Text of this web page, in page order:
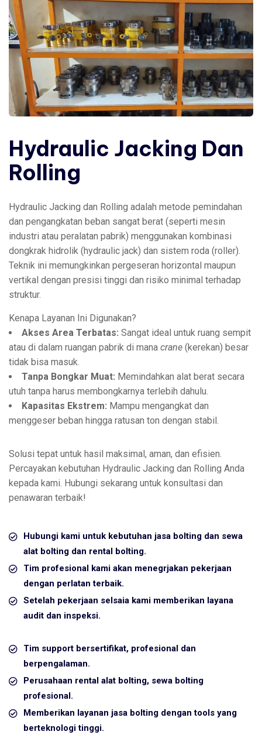
Hydraulic Jacking Dan
Rolling
Hydraulic Jacking dan Rolling adalah metode pemindahan
dan pengangkatan beban sangat berat (seperti mesin
industri atau peralatan pabrik) menggunakan kombinasi
dongkrak hidrolik (hydraulic jack) dan sistem roda (roller).
Teknik ini memungkinkan pergeseran horizontal maupun
vertikal dengan presisi tinggi dan risiko minimal terhadap
struktur.
Kenapa Layanan Ini Digunakan?
Akses Area Terbatas: Sangat ideal untuk ruang sempit
atau di dalam ruangan pabrik di mana crane (kerekan) besar
tidak bisa masuk.
Tanpa Bongkar Muat: Memindahkan alat berat secara
utuh tanpa harus membongkarnya terlebih dahulu.
Kapasitas Ekstrem: Mampu mengangkat dan
menggeser beban hingga ratusan ton dengan stabil.
Solusi tepat untuk hasil maksimal, aman, dan efisien.
Percayakan kebutuhan Hydraulic Jacking dan Rolling Anda
kepada kami. Hubungi sekarang untuk konsultasi dan
penawaran terbaik!
Hubungi kami untuk kebutuhan jasa bolting dan sewa
alat bolting dan rental bolting.
Tim profesional kami akan menegrjakan pekerjaan
dengan perlatan terbaik.
Setelah pekerjaan selsaia kami memberikan layana
audit dan inspeksi.
Tim support bersertifikat, profesional dan
berpengalaman.
Perusahaan rental alat bolting, sewa bolting
profesional.
Memberikan layanan jasa bolting dengan tools yang
berteknologi tinggi.